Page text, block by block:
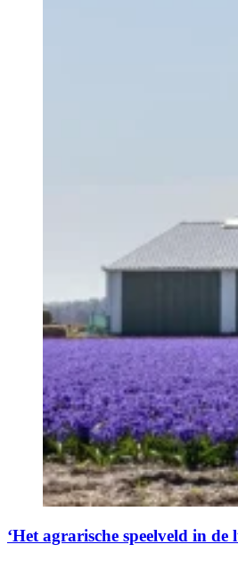
‘Het agrarische speelveld in de